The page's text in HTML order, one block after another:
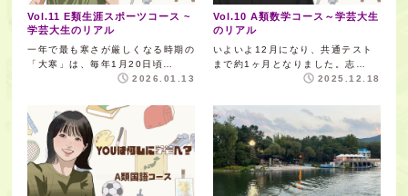
Vol.11 E類生涯スポーツコース ~
学芸大生のリアル
一年で最も寒さが厳しくなる時期の
「大寒」は、毎年1月20日頃…
2026.01.13
Vol.10 A類数学コース～学芸大生
のリアル
いよいよ12月になり、共通テスト
まで約1ヶ月となりました。志…
2025.12.18